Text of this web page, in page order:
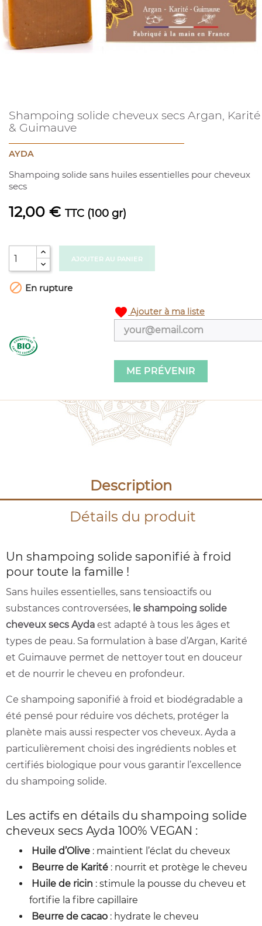
Shampoing solide cheveux secs Argan, Karité
& Guimauve
AYDA
Shampoing solide sans huiles essentielles pour cheveux
secs
12,00 € TTC (100 gr)
AJOUTER AU PANIER
 En rupture
favorite Ajouter à ma liste
ME PRÉVENIR
Description
Détails du produit
Un shampoing solide saponifié à froid
pour toute la famille !
Sans huiles essentielles, sans tensioactifs ou
substances controversées, le shampoing solide
cheveux secs Ayda est adapté à tous les âges et
types de peau. Sa formulation à base d’Argan, Karité
et Guimauve permet de nettoyer tout en douceur
et de nourrir le cheveu en profondeur.
Ce shampoing saponifié à froid et biodégradable a
été pensé pour réduire vos déchets, protéger la
planète mais aussi respecter vos cheveux. Ayda a
particulièrement choisi des ingrédients nobles et
certifiés biologique pour vous garantir l’excellence
du shampoing solide.
Les actifs en détails du shampoing solide
cheveux secs Ayda 100% VEGAN :
Huile d’Olive : maintient l’éclat du cheveux
Beurre de Karité : nourrit et protège le cheveu
Huile de ricin : stimule la pousse du cheveu et
fortifie la fibre capillaire
Beurre de cacao : hydrate le cheveu